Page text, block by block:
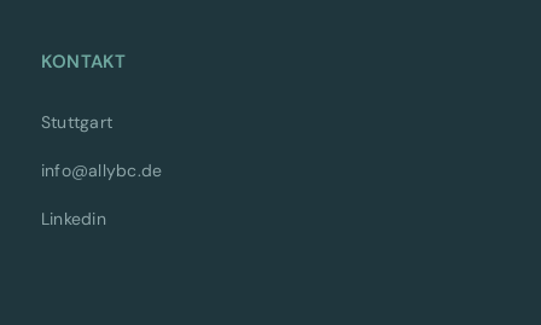
KONTAKT
Stuttgart
info@allybc.de
Linkedin